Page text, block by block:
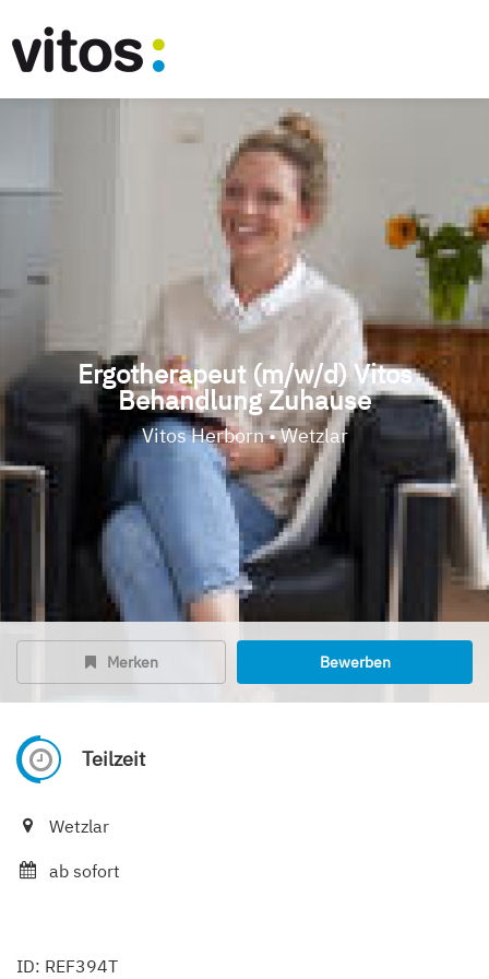
Ergotherapeut (m/w/d) Vitos
Behandlung Zuhause
Vitos Herborn • Wetzlar
Merken Bewerben
Teilzeit
Wetzlar
ab sofort
ID: REF394T